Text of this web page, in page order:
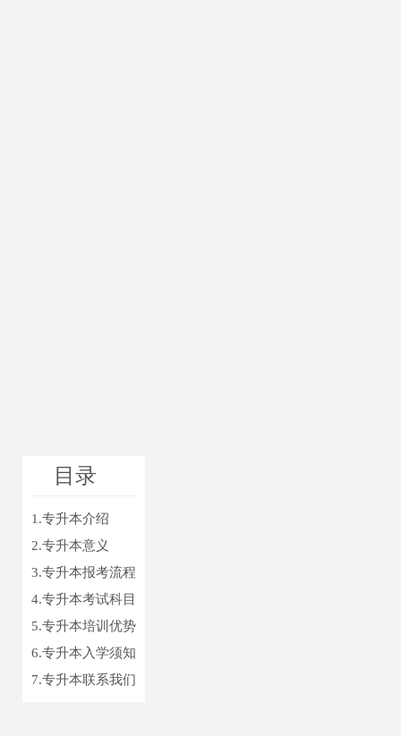
目录
1.专升本介绍
2.专升本意义
3.专升本报考流程
4.专升本考试科目
5.专升本培训优势
6.专升本入学须知
7.专升本联系我们